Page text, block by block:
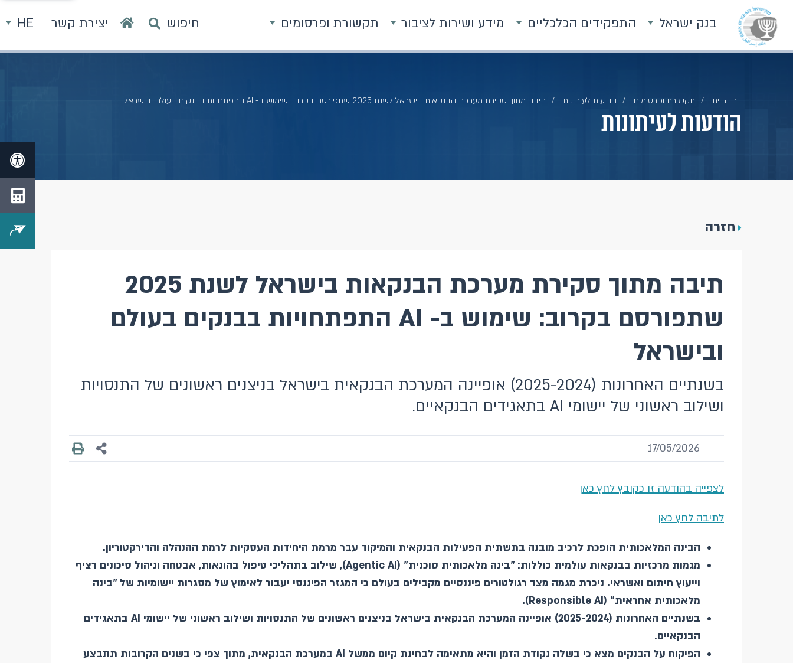
בנק ישראל התפקידים הכלכליים מידע ושירות לציבור תקשורת ופרסומים חיפוש יצירת קשר HE
דף הבית תקשורת ופרסומים הודעות לעיתונות תיבה מתוך סקירת מערכת הבנקאות בישראל לשנת 2025 שתפורסם בקרוב: שימוש ב- AI התפתחויות בבנקים בעולם ובישראל
הודעות לעיתונות
חזרה
תיבה מתוך סקירת מערכת הבנקאות בישראל לשנת 2025
שתפורסם בקרוב: שימוש ב- AI התפתחויות בבנקים בעולם
ובישראל
בשנתיים האחרונות (2025-2024) אופיינה המערכת הבנקאית בישראל בניצנים ראשונים של התנסויות
ושילוב ראשוני של יישומי AI בתאגידים הבנקאיים.
17/05/2026
לצפייה בהודעה זו כקובץ לחץ כאן
לתיבה לחץ כאן
הבינה המלאכותית הופכת לרכיב מובנה בתשתית הפעילות הבנקאית והמיקוד עבר מרמת היחידות העסקיות לרמת ההנהלה והדירקטוריון.
מגמות מרכזיות בבנקאות עולמית כוללות: "בינה מלאכותית סוכנית" (Agentic AI)
, שילוב בתהליכי טיפול בהונאות, אבטחה וניהול סיכונים רציף
וייעוץ חיתום ואשראי. ניכרת מגמה מצד רגולטורים פיננסיים מקבילים בעולם כי המגזר הפיננסי יעבור לאימוץ של מסגרות יישומיות של "בינה
מלאכותית אחראית" (Responsible AI
).
בשנתיים האחרונות (2025-2024) אופיינה המערכת הבנקאית בישראל בניצנים ראשונים של התנסויות ושילוב ראשוני של יישומי
AI בתאגידים
הבנקאיים.
הפיקוח על הבנקים מצא כי בשלה נקודת הזמן והיא מתאימה לבחינת קיום ממשל AI במערכת הבנקאית, מתוך צפי כי בשנים הקרובות תתבצע